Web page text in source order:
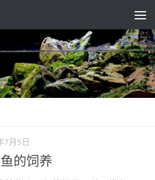
7月5日
的饲养